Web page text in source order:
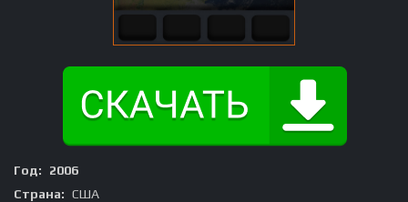
Год:
2006
Страна: США